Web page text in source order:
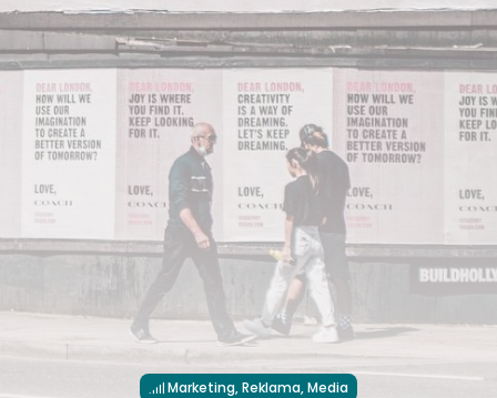
Marketing, Reklama, Media